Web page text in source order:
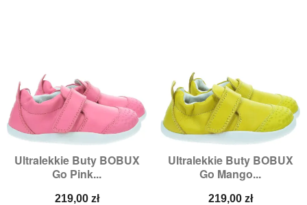
Ultralekkie Buty BOBUX
Go Pink...
Cena
219,00 zł
Ultralekkie Buty BOBUX
Go Mango...
Cena
219,00 zł